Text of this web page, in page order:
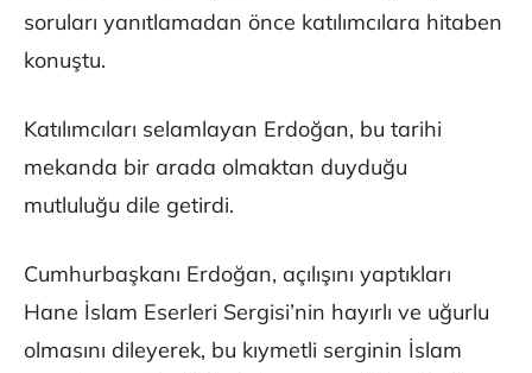
soruları yanıtlamadan önce katılımcılara hitaben
konuştu.
Katılımcıları selamlayan Erdoğan, bu tarihi
mekanda bir arada olmaktan duyduğu
mutluluğu dile getirdi.
Cumhurbaşkanı Erdoğan, açılışını yaptıkları
Hane İslam Eserleri Sergisi’nin hayırlı ve uğurlu
olmasını dileyerek, bu kıymetli serginin İslam